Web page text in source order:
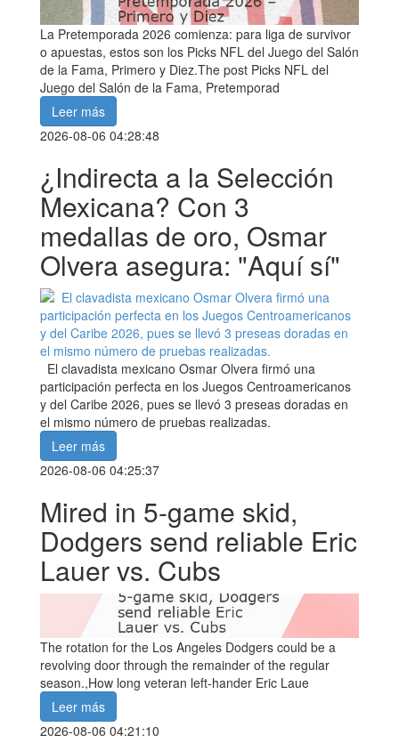
La Pretemporada 2026 comienza: para liga de survivor
o apuestas, estos son los Picks NFL del Juego del Salón
de la Fama, Primero y Diez.The post Picks NFL del
Juego del Salón de la Fama, Pretemporad
Leer más
2026-08-06 04:28:48
¿Indirecta a la Selección
Mexicana? Con 3
medallas de oro, Osmar
Olvera asegura: "Aquí sí"
El clavadista mexicano Osmar Olvera firmó una
participación perfecta en los Juegos Centroamericanos
y del Caribe 2026, pues se llevó 3 preseas doradas en
el mismo número de pruebas realizadas.
Leer más
2026-08-06 04:25:37
Mired in 5-game skid,
Dodgers send reliable Eric
Lauer vs. Cubs
The rotation for the Los Angeles Dodgers could be a
revolving door through the remainder of the regular
season.,How long veteran left-hander Eric Laue
Leer más
2026-08-06 04:21:10